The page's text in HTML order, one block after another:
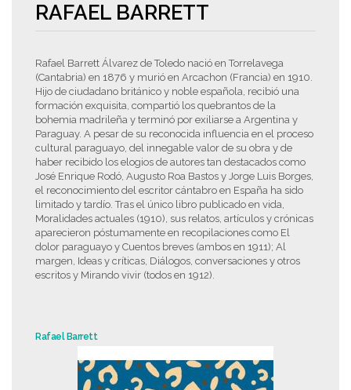
RAFAEL BARRETT
Rafael Barrett Álvarez de Toledo nació en Torrelavega
(Cantabria) en 1876 y murió en Arcachon (Francia) en 1910.
Hijo de ciudadano británico y noble española, recibió una
formación exquisita, compartió los quebrantos de la
bohemia madrileña y terminó por exiliarse a Argentina y
Paraguay. A pesar de su reconocida influencia en el proceso
cultural paraguayo, del innegable valor de su obra y de
haber recibido los elogios de autores tan destacados como
José Enrique Rodó, Augusto Roa Bastos y Jorge Luis Borges,
el reconocimiento del escritor cántabro en España ha sido
limitado y tardío. Tras el único libro publicado en vida,
Moralidades actuales (1910), sus relatos, artículos y crónicas
aparecieron póstumamente en recopilaciones como El
dolor paraguayo y Cuentos breves (ambos en 1911); Al
margen, Ideas y críticas, Diálogos, conversaciones y otros
escritos y Mirando vivir (todos en 1912).
Rafael Barrett